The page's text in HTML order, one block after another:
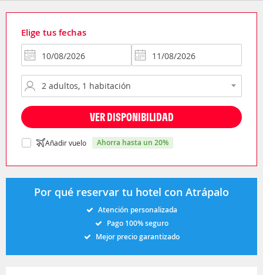
Elige tus fechas
VER DISPONIBILIDAD
Añadir vuelo ahorra hasta un 20%
Por qué reservar tu hotel con Atrápalo
Atención personalizada
Pago 100% seguro
Mejor precio garantizado